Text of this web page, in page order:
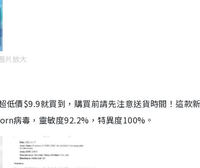
片放大
價$9.9就買到，購買前請先注意送貨時間！這款
病毒，靈敏度92.2%，特異度100%。